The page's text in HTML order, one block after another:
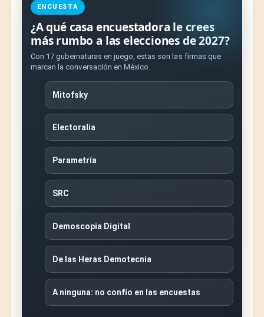
ENCUESTA
¿A qué casa encuestadora le crees
más rumbo a las elecciones de 2027?
Con 17 gubernaturas en juego, estas son las firmas que
marcan la conversación en México.
Mitofsky
Electoralia
Parametría
SRC
Demoscopia Digital
De las Heras Demotecnia
A ninguna: no confío en las encuestas